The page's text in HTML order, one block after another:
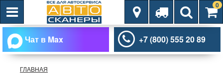
0
Чат в Max +7 (800) 555 20 89
ГЛАВНАЯ